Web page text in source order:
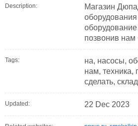
Description:
Магазин
позвонив нам
Tags:
на, насосы,
нам, техника,
сделать,
Updated: 22 Dec 2023